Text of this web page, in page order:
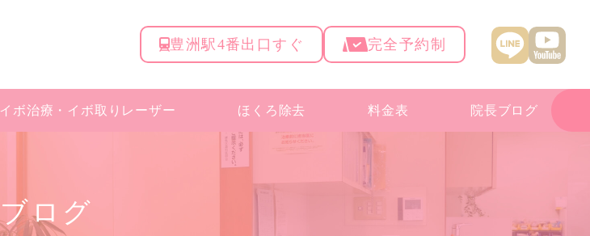
豊洲駅4番出口すぐ 完全予約制
イボ治療・ イボ取りレーザー ほくろ除去 料金表 院長ブログ
ブログ